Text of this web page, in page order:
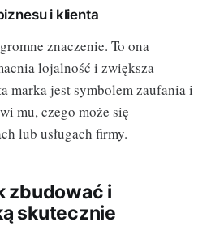
i klienta
znaczenie. To ona
lojalność i zwiększa
marka jest symbolem zaufania i
mu, czego może się
lub usługach firmy.
zbudować i
skutecznie